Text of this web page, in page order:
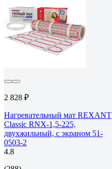
2 828 ₽
Нагревательный мат REXANT
Classic RNX-1,5-225,
двухжильный, с экраном 51-
0503-2
4.8